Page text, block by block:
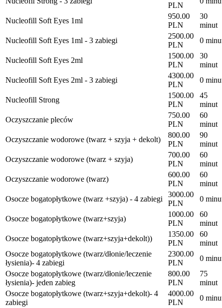
PLN
Nucleofill Soft Eyes 1ml
950.00
PLN
30
minut
Nucleofill Soft Eyes 1ml - 3 zabiegi
2500.00
PLN
0
Nucleofill Soft Eyes 2ml
1500.00
PLN
30
minut
Nucleofill Soft Eyes 2ml - 3 zabiegi
4300.00
PLN
0
Nucleofill Strong
1500.00
PLN
45
minut
Oczyszczanie pleców
750.00
PLN
60
minut
Oczyszczanie wodorowe (twarz + szyja + dekolt)
800.00
PLN
90
minut
Oczyszczanie wodorowe (twarz + szyja)
700.00
PLN
60
minut
Oczyszczanie wodorowe (twarz)
600.00
PLN
60
minut
Osocze bogatopłytkowe (twarz +szyja) - 4 zabiegi
3000.00
PLN
0
Osocze bogatopłytkowe (twarz+szyja)
1000.00
PLN
60
minut
Osocze bogatopłytkowe (twarz+szyja+dekolt))
1350.00
PLN
60
minut
Osocze bogatopłytkowe (twarz/dłonie/leczenie
łysienia)- 4 zabiegi
2300.00
PLN
0
Osocze bogatopłytkowe (twarz/dłonie/leczenie
łysienia)- jeden zabieg
800.00
PLN
75
minut
Osocze bogatopłytkowe (twarz+szyja+dekolt)- 4
zabiegi
4000.00
PLN
0